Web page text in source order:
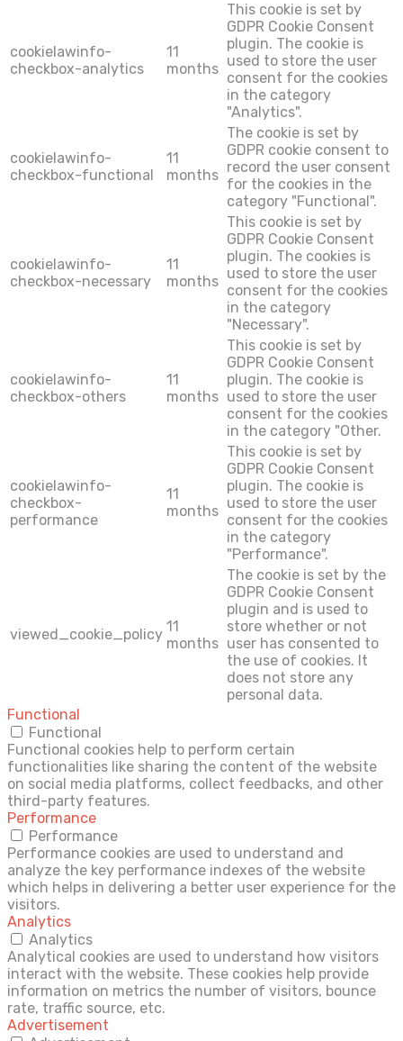
cookielawinfo-
checkbox-analytics
11
months
This cookie is set by
GDPR Cookie Consent
plugin. The cookie is
used to store the user
consent for the cookies
in the category
"Analytics".
cookielawinfo-
checkbox-functional
11
months
The cookie is set by
GDPR cookie consent to
record the user consent
for the cookies in the
category "Functional".
cookielawinfo-
checkbox-necessary
11
months
This cookie is set by
GDPR Cookie Consent
plugin. The cookies is
used to store the user
consent for the cookies
in the category
"Necessary".
cookielawinfo-
checkbox-others
11
months
This cookie is set by
GDPR Cookie Consent
plugin. The cookie is
used to store the user
consent for the cookies
in the category "Other.
cookielawinfo-
checkbox-
performance
11
months
This cookie is set by
GDPR Cookie Consent
plugin. The cookie is
used to store the user
consent for the cookies
in the category
"Performance".
viewed_cookie_policy 11
months
The cookie is set by the
GDPR Cookie Consent
plugin and is used to
store whether or not
user has consented to
the use of cookies. It
does not store any
personal data.
Functional
Functional
Functional cookies help to perform certain
functionalities like sharing the content of the website
on social media platforms, collect feedbacks, and other
third-party features.
Performance
Performance
Performance cookies are used to understand and
analyze the key performance indexes of the website
which helps in delivering a better user experience for the
visitors.
Analytics
Analytics
Analytical cookies are used to understand how visitors
interact with the website. These cookies help provide
information on metrics the number of visitors, bounce
rate, traffic source, etc.
Advertisement